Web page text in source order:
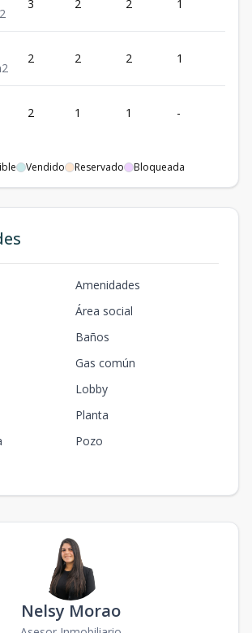
3 2 2 1
2 2 2 1
2 1 1 -
Vendido Reservado Bloqueada
Amenidades
Área social
Baños
Gas común
Lobby
Planta
Pozo
Nelsy Morao